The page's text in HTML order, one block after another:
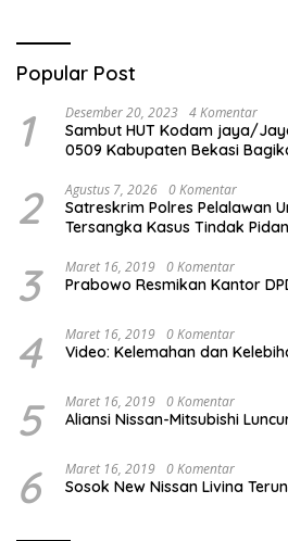
Popular Post
1 Desember 20, 2023 4 Komentar
Sambut HUT Kodam jaya/
0509 Kabupaten Bekasi
2 Agustus 7, 2026 0 Komentar
Satreskrim Polres Pelalawan
Tersangka Kasus Tindak
3 Maret 16, 2019 0 Komentar
Prabowo Resmikan Kantor
4 Maret 16, 2019 0 Komentar
Video: Kelemahan dan
5 Maret 16, 2019 0 Komentar
Aliansi Nissan-Mitsubishi
6 Maret 16, 2019 0 Komentar
Sosok New Nissan Livina